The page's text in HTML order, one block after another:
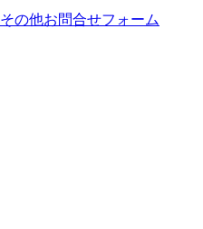
その他お問合せフォーム